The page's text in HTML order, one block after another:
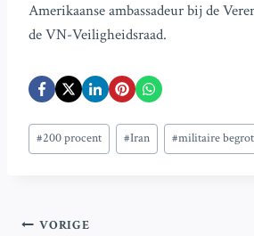
Amerikaanse ambassadeur bij de
de VN-Veiligheidsraad.
Bericht
tags:
#200 procent #Iran #militaire
VORIGE